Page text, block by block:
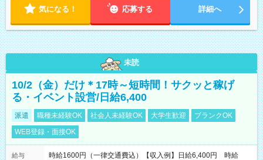
気になる！ 応募する 詳細へ
未読
10/2（金）だけ＊17時～短時間！サクッと稼げ
る・イベント設営/日給6,400
派遣 職種未経験OK 社会人未経験OK 大学生歓迎
ブランクOK
WEB登録・面接OK
給与
時給1600円（一律交通費込）【収入例】日給6,400円 時給